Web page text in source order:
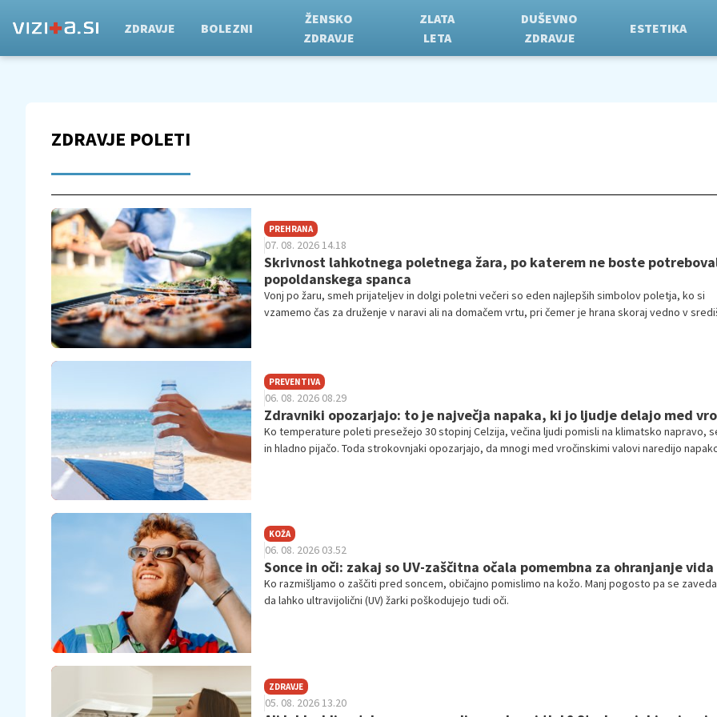
ZDRAVJE BOLEZNI
ŽENSKO
ZDRAVJE
ZLATA
LETA
DUŠEVNO
ZDRAVJE
ESTETIKA
ZDRAVJE POLETI
PREHRANA
07. 08. 2026 14.18
Skrivnost lahkotnega poletnega žara, po katerem ne boste
popoldanskega spanca
Vonj po žaru, smeh prijateljev in dolgi poletni večeri so eden najlepših simbolov poletja, ko si
vzamemo čas za druženje v naravi ali na domačem vrtu, pri čemer je hrana skoraj vedno v
PREVENTIVA
06. 08. 2026 08.29
Zdravniki opozarjajo: to je največja napaka, ki jo ljudje delajo med
Ko temperature poleti presežejo 30 stopinj Celzija, večina ljudi pomisli na klimatsko napravo,
in hladno pijačo. Toda strokovnjaki opozarjajo, da mnogi med vročinskimi valovi naredijo
KOŽA
06. 08. 2026 03.52
Sonce in oči: zakaj so UV-zaščitna očala pomembna za ohranjanje vida
Ko razmišljamo o zaščiti pred soncem, običajno pomislimo na kožo. Manj pogosto pa se
da lahko ultravijolični (UV) žarki poškodujejo tudi oči.
ZDRAVJE
05. 08. 2026 13.20